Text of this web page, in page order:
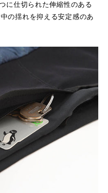
に仕切られた伸縮性のある
の揺れを抑える安定感のあ